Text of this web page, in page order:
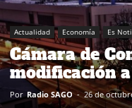
Actualidad Economía Es
Cámara de
modificación
Por Radio SAGO - 26 de